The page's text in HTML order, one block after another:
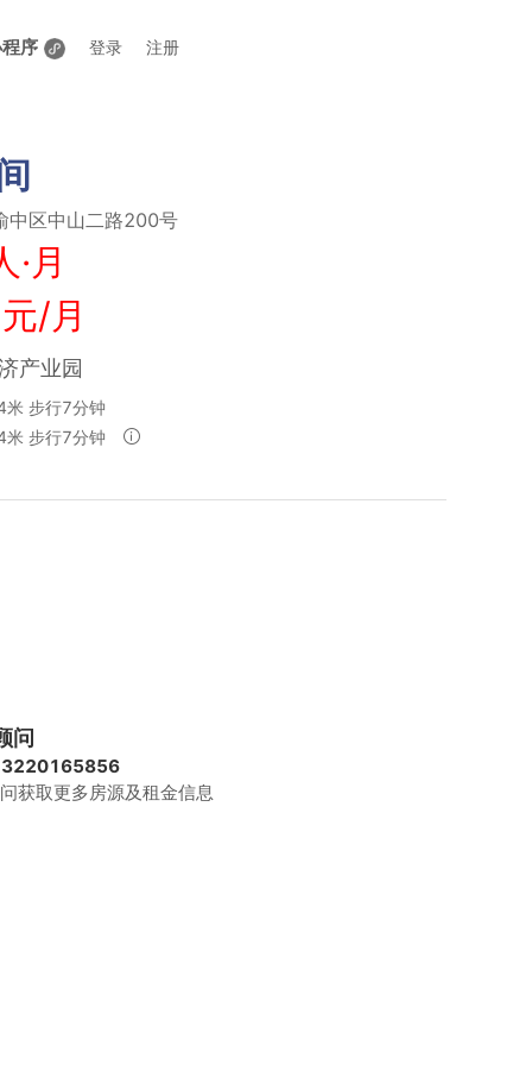
序 登录 注册
中区中山二路200号
月
/月
产业园
步行7分钟
步行7分钟
问
获取更多房源及租金信息